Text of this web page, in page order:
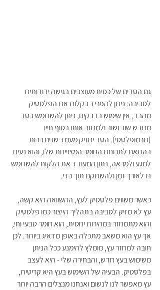
גם הסדים של כסית מעוצבים בגישה ידודותית
לסביבה: ניתן להפריד בקלות את הפלסטיק
מהבד, אין שימוש בדבקים, ניתן להשתמש בסד
מחדש שוב ושוב ולמחזר אותו בסוף חייו
(תרמופלסטי). הסד יחזיק מעמד שנים רבות
בהתאם לתכונות החומר המצויינות שלו, והוא נעים
למגע ולמראה, נתון המעודד את הלקוח להשתמש
בו לאורך זמן ולהשתקם תוך כדי.
כאשר משווים פלסטיק לעץ, ההשוואה היא קשה,
עץ לא מזיק לסביבה בתהליך הייצור כמו פלסטיק
והוא מתמחזר במהירות יחסית, הוא חומר טבעי וחי,
אך עץ הוא משאב מתכלה באופן מדאיג ביותר. לכן
חובה למחזר עץ, מומלץ להימנע ככל הניתן
משימוש בעץ חדש, והבחירה שלי - היא לעצב
בפלסטיק. הבעיה של השימוש בעץ היא קריטית,
עץ מאפשר לנו לנשום ואנחנו מנצלים הרבה יותר